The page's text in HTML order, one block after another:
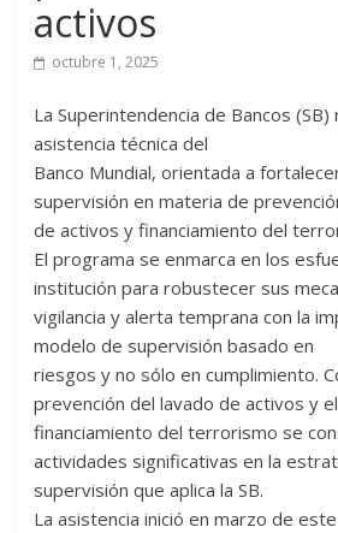
activos
octubre 1, 2025
La Superintendencia de Bancos (SB)
asistencia técnica del
Banco Mundial, orientada a
supervisión en materia de
de activos y financiamiento del
El programa se enmarca en los
institución para robustecer sus
vigilancia y alerta temprana con la
modelo de supervisión basado en
riesgos y no sólo en cumplimiento.
prevención del lavado de activos y el
financiamiento del terrorismo se
actividades significativas en la
supervisión que aplica la SB.
La asistencia inició en marzo de